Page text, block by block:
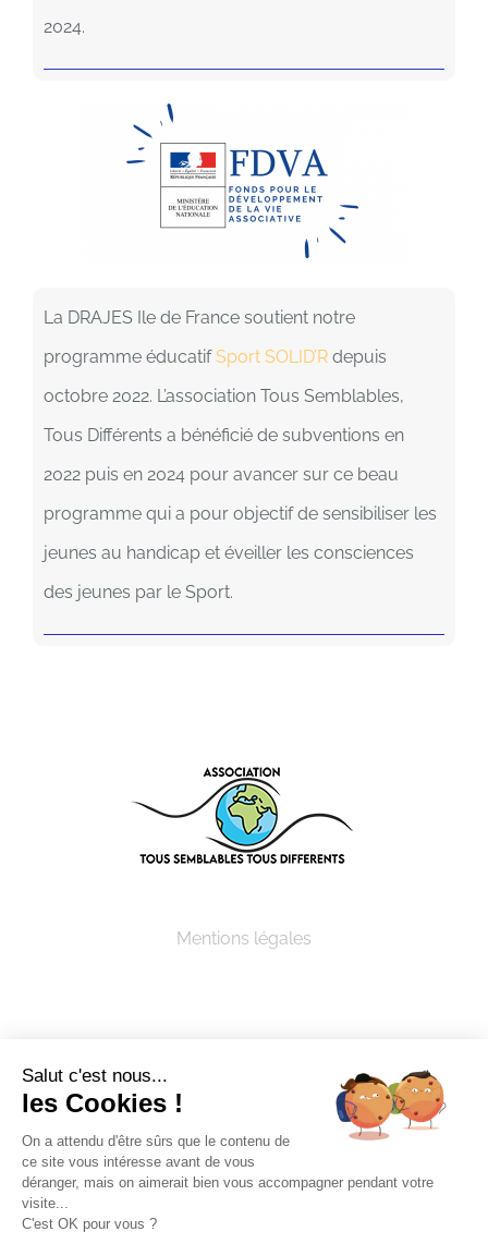
2024.
La DRAJES Ile de France soutient notre
programme éducatifSport SOLID’Rdepuis
octobre 2022. L’association Tous Semblables,
Tous Différents a bénéficié de subventions en
2022 puis en 2024 pour avancer sur ce beau
programme qui a pour objectif de sensibiliser les
jeunes au handicap et éveiller les consciences
des jeunes par le Sport.
Mentions légales
© Copyright 2005 - 2026 ASSOCIATION TOUS
SEMBLABLES TOUS DIFFERENTS | Tous droits
réservés
Salut c'est nous...
les Cookies !
On a attendu d'être sûrs que le contenu de
ce site vous intéresse avant de vous
déranger, mais on aimerait bien vous accompagner pendant votre
visite...
C'est OK pour vous ?